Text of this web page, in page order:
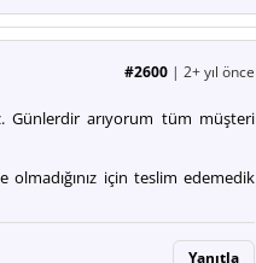
#2600 | 2+ yıl önce
Günlerdir arıyorum tüm müşteri
için teslim edemedik
Yanıtla